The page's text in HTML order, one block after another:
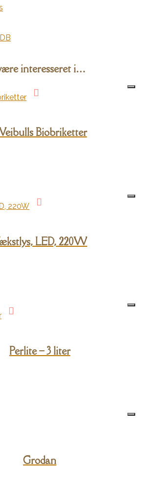
interesseret i…
Biobriketter
LED, 220W
Perlite – 3 liter
Grodan